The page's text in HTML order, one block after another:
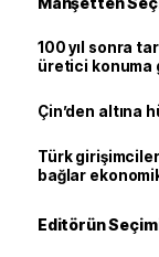
100 yıl sonra
üretici konuma
Çin’den altına
Türk
bağlar
Editörün